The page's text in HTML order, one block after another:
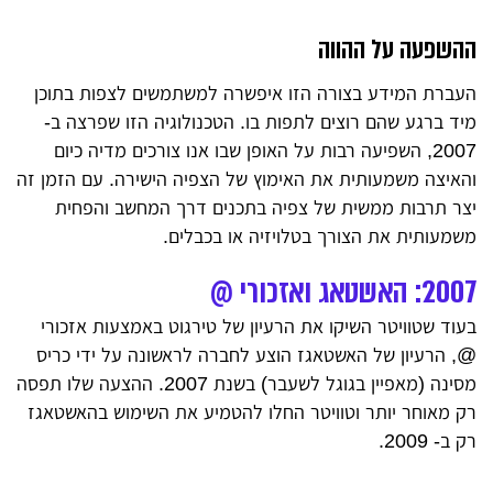
ההשפעה על ההווה
העברת המידע בצורה הזו איפשרה למשתמשים לצפות בתוכן
מיד ברגע שהם רוצים לתפות בו. הטכנולוגיה הזו שפרצה ב-
2007, השפיעה רבות על האופן שבו אנו צורכים מדיה כיום
והאיצה משמעותית את האימוץ של הצפיה הישירה. עם הזמן זה
יצר תרבות ממשית של צפיה בתכנים דרך המחשב והפחית
משמעותית את הצורך בטלויזיה או בכבלים.
2007: האשטאג ואזכורי @
בעוד שטוויטר השיקו את הרעיון של טירגוט באמצעות אזכורי
@, הרעיון של האשטאגז הוצע לחברה לראשונה על ידי כריס
מסינה (מאפיין בגוגל לשעבר) בשנת 2007. ההצעה שלו תפסה
רק מאוחר יותר וטוויטר החלו להטמיע את השימוש בהאשטאגז
רק ב- 2009.